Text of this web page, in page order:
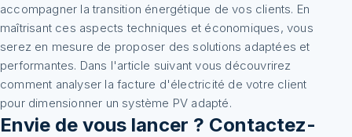
accompagner la transition énergétique de vos clients. En
maîtrisant ces aspects techniques et économiques, vous
serez en mesure de proposer des solutions adaptées et
performantes. Dans l'article suivant vous découvrirez
comment analyser la facture d'électricité de votre client
pour dimensionner un système PV adapté.
Envie de vous lancer ? Contactez-